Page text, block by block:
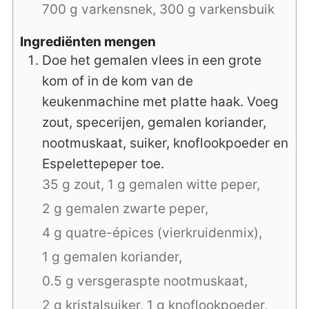
700 g varkensnek, 300 g varkensbuik
Ingrediënten mengen
Doe het gemalen vlees in een grote
kom of in de kom van de
keukenmachine met platte haak. Voeg
zout, specerijen, gemalen koriander,
nootmuskaat, suiker, knoflookpoeder en
Espelettepeper toe.
35 g zout, 1 g gemalen witte peper,
2 g gemalen zwarte peper,
4 g quatre-épices (vierkruidenmix),
1 g gemalen koriander,
0.5 g versgeraspte nootmuskaat,
2 g kristalsuiker, 1 g knoflookpoeder,